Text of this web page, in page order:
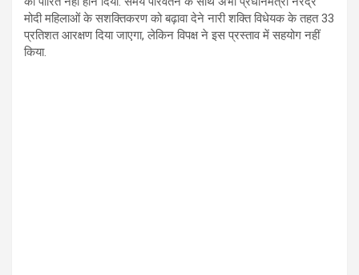
मोदी महिलाओं के सशक्तिकरण को बढ़ावा देने नारी शक्ति विधेयक के तहत 33
प्रतिशत आरक्षण दिया जाएगा, लेकिन विपक्ष ने इस प्रस्ताव में सहयोग नहीं
किया.